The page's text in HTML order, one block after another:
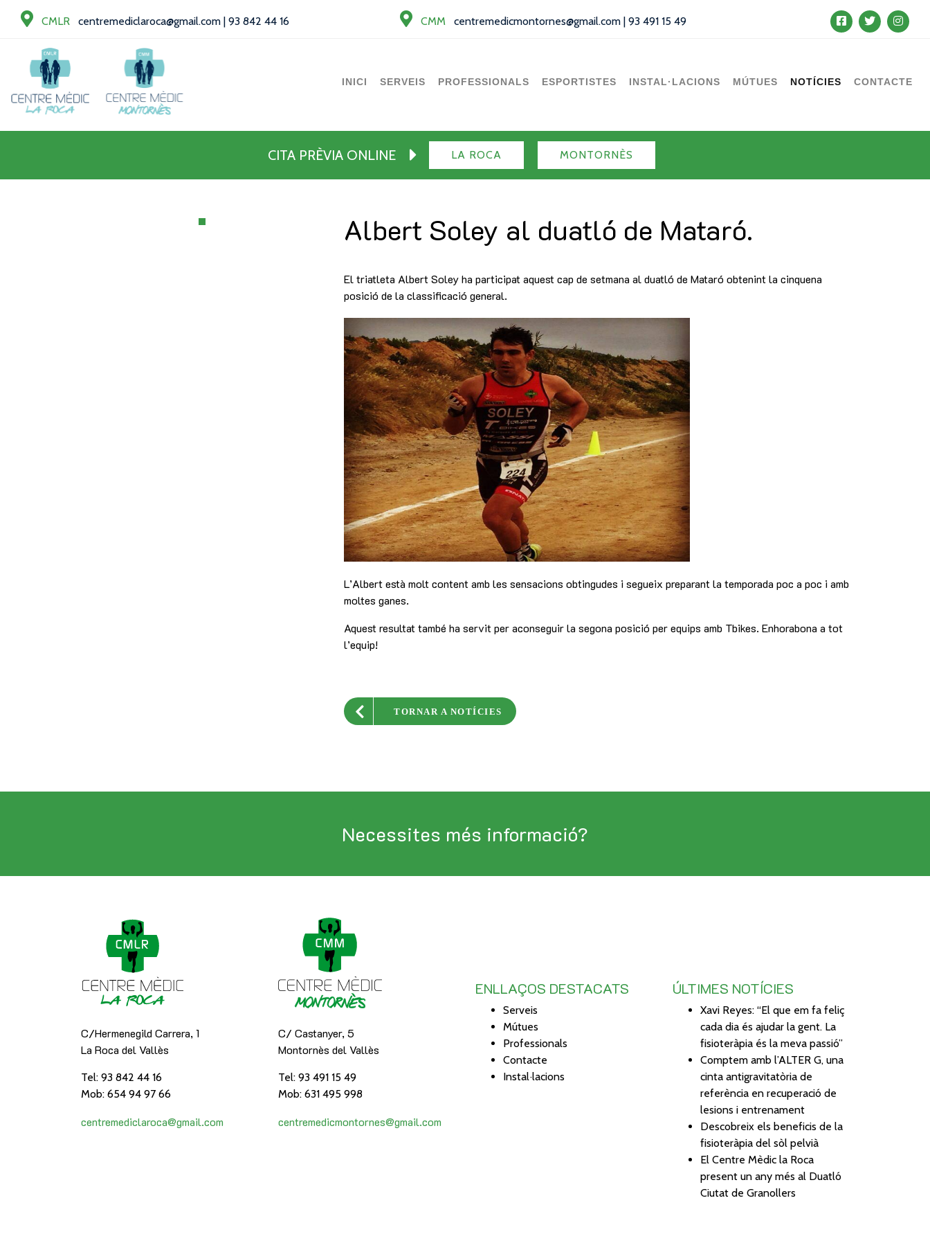
CMLR centremediclaroca@gmail.com | 93 842 44 16 CMM centremedicmontornes@gmail.com | 93 491 15 49
INICI SERVEIS PROFESSIONALS ESPORTISTES INSTAL·LACIONS MÚTUES NOTÍCIES CONTACTE
CITA PRÈVIA ONLINE LA ROCA MONTORNÈS
Albert Soley al duatló de Mataró.
El triatleta Albert Soley ha participat aquest cap de setmana al duatló de Mataró obtenint la cinquena
posició de la classificació general.
L’Albert està molt content amb les sensacions obtingudes i segueix preparant la temporada poc a poc i amb
moltes ganes.
Aquest resultat també ha servit per aconseguir la segona posició per equips amb Tbikes. Enhorabona a tot
l’equip!
TORNAR A NOTÍCIES
Necessites més informació?
C/Hermenegild Carrera, 1
La Roca del Vallès
Tel: 93 842 44 16
Mob: 654 94 97 66
centremediclaroca@gmail.com
C/ Castanyer, 5
Montornès del Vallès
Tel: 93 491 15 49
Mob: 631 495 998
centremedicmontornes@gmail.com
ENLLAÇOS DESTACATS
Serveis
Mútues
Professionals
Contacte
Instal·lacions
ÚLTIMES NOTÍCIES
Xavi Reyes: “El que em fa feliç
cada dia és ajudar la gent. La
fisioteràpia és la meva passió”
Comptem amb l’ALTER G, una
cinta antigravitatòria de
referència en recuperació de
lesions i entrenament
Descobreix els beneficis de la
fisioteràpia del sòl pelvià
El Centre Mèdic la Roca
present un any més al Duatló
Ciutat de Granollers